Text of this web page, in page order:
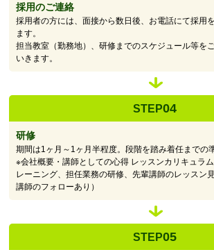
採用のご連絡
採用者の方には、面接から数日後、お電話にて採用
ます。
担当教室（勤務地）、研修までのスケジュール等を
いきます。
STEP04
研修
期間は1ヶ月～1ヶ月半程度。段階を踏み着任までの
※会社概要・講師としての心得 レッスンカリキュラ
レーニング、担任業務の研修、先輩講師のレッスン
講師のフォローあり）
STEP05